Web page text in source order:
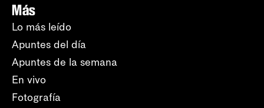
Más
Lo más leído
Apuntes del día
Apuntes de la semana
En vivo
Fotografía